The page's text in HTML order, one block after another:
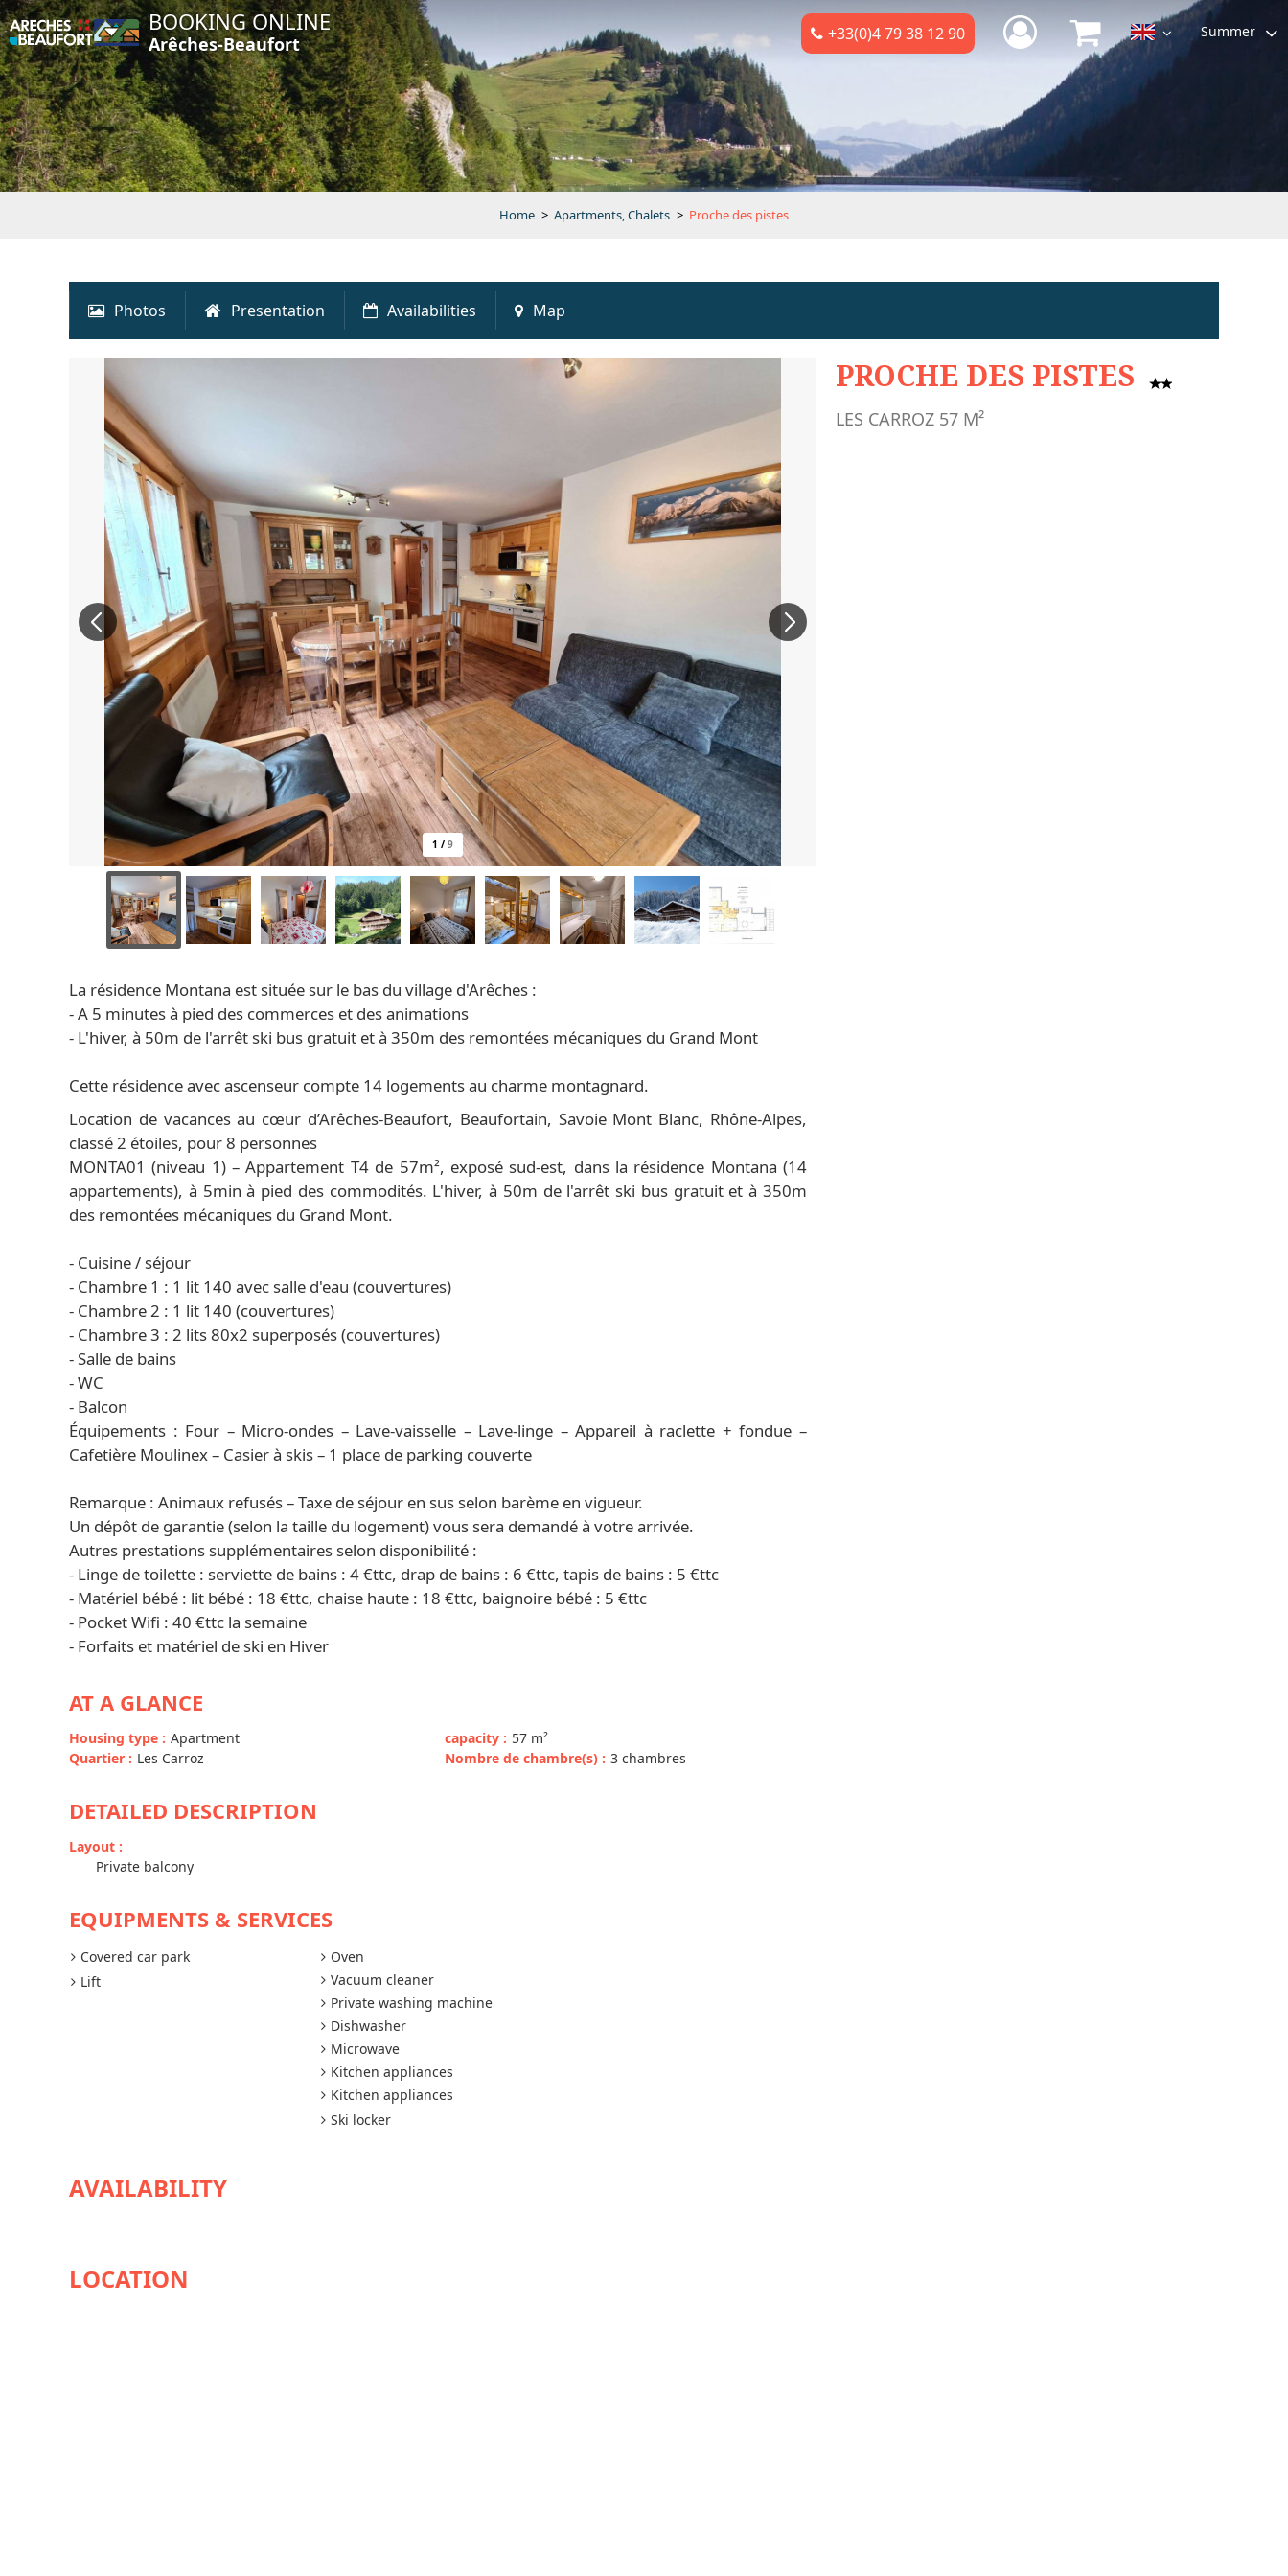
BOOKING ONLINE
Arêches-Beaufort +33(0)4 79 38 12 90 Summer
Home > Apartments, Chalets > Proche des pistes
Photos Presentation Availabilities Map
1 / 9
PROCHE DES PISTES
LES CARROZ 57 M²
La résidence Montana est située sur le bas du village d'Arêches :
- A 5 minutes à pied des commerces et des animations
- L'hiver, à 50m de l'arrêt ski bus gratuit et à 350m des remontées mécaniques du Grand Mont
Cette résidence avec ascenseur compte 14 logements au charme montagnard.
Location de vacances au cœur d’Arêches-Beaufort, Beaufortain, Savoie Mont Blanc, Rhône-Alpes,
classé 2 étoiles, pour 8 personnes
MONTA01 (niveau 1) – Appartement T4 de 57m², exposé sud-est, dans la résidence Montana (14
appartements), à 5min à pied des commodités. L'hiver, à 50m de l'arrêt ski bus gratuit et à 350m
des remontées mécaniques du Grand Mont.
- Cuisine / séjour
- Chambre 1 : 1 lit 140 avec salle d'eau (couvertures)
- Chambre 2 : 1 lit 140 (couvertures)
- Chambre 3 : 2 lits 80x2 superposés (couvertures)
- Salle de bains
- WC
- Balcon
Équipements : Four – Micro-ondes – Lave-vaisselle – Lave-linge – Appareil à raclette + fondue –
Cafetière Moulinex – Casier à skis – 1 place de parking couverte
Remarque : Animaux refusés – Taxe de séjour en sus selon barème en vigueur.
Un dépôt de garantie (selon la taille du logement) vous sera demandé à votre arrivée.
Autres prestations supplémentaires selon disponibilité :
- Linge de toilette : serviette de bains : 4 €ttc, drap de bains : 6 €ttc, tapis de bains : 5 €ttc
- Matériel bébé : lit bébé : 18 €ttc, chaise haute : 18 €ttc, baignoire bébé : 5 €ttc
- Pocket Wifi : 40 €ttc la semaine
- Forfaits et matériel de ski en Hiver
AT A GLANCE
Housing type : Apartment
Quartier : Les Carroz
capacity : 57 m²
Nombre de chambre(s) : 3 chambres
DETAILED DESCRIPTION
Layout :
Private balcony
EQUIPMENTS & SERVICES
Covered car park
Lift
Oven
Vacuum cleaner
Private washing machine
Dishwasher
Microwave
Kitchen appliances
Kitchen appliances
Ski locker
AVAILABILITY